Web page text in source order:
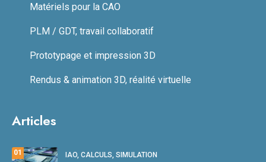
Matériels pour la CAO
PLM / GDT, travail collaboratif
Prototypage et impression 3D
Rendus & animation 3D, réalité virtuelle
Articles
01 IAO, CALCULS, SIMULATION